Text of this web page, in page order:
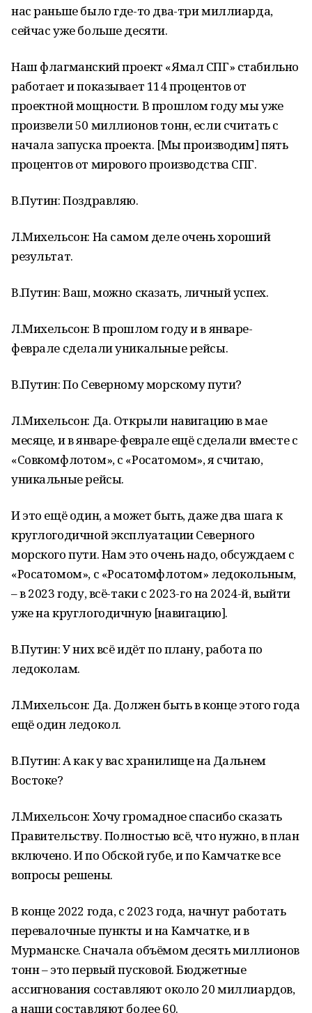
нас раньше было где-то два-три миллиарда,
сейчас уже больше десяти.
Наш флагманский проект «Ямал СПГ» стабильно
работает и показывает 114 процентов от
проектной мощности. В прошлом году мы уже
произвели 50 миллионов тонн, если считать с
начала запуска проекта. [Мы производим] пять
процентов от мирового производства СПГ.
В.Путин: Поздравляю.
Л.Михельсон: На самом деле очень хороший
результат.
В.Путин: Ваш, можно сказать, личный успех.
Л.Михельсон: В прошлом году и в январе-
феврале сделали уникальные рейсы.
В.Путин: По Северному морскому пути?
Л.Михельсон: Да. Открыли навигацию в мае
месяце, и в январе-феврале ещё сделали вместе с
«Совкомфлотом», с «Росатомом», я считаю,
уникальные рейсы.
И это ещё один, а может быть, даже два шага к
круглогодичной эксплуатации Северного
морского пути. Нам это очень надо, обсуждаем с
«Росатомом», с «Росатомфлотом» ледокольным,
– в 2023 году, всё-таки с 2023-го на 2024-й, выйти
уже на круглогодичную [навигацию].
В.Путин: У них всё идёт по плану, работа по
ледоколам.
Л.Михельсон: Да. Должен быть в конце этого года
ещё один ледокол.
В.Путин: А как у вас хранилище на Дальнем
Востоке?
Л.Михельсон: Хочу громадное спасибо сказать
Правительству. Полностью всё, что нужно, в план
включено. И по Обской губе, и по Камчатке все
вопросы решены.
В конце 2022 года, с 2023 года, начнут работать
перевалочные пункты и на Камчатке, и в
Мурманске. Сначала объёмом десять миллионов
тонн – это первый пусковой. Бюджетные
ассигнования составляют около 20 миллиардов,
а наши составляют более 60.